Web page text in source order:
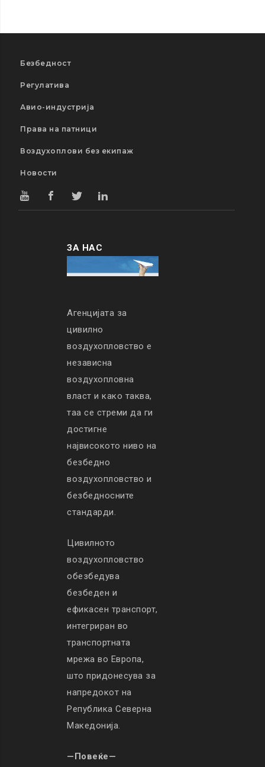
Безбедност
Регулатива
Авио-индустрија
Права на патници
Воздухоплови без екипаж
Новости
ЗА НАС
Агенцијата за
цивилно
воздухопловство е
независна
воздухопловна
власт и како таква,
таа се стреми да ги
достигне
највисокото ниво на
безбедно
воздухопловство и
безбедносните
стандарди.
Цивилното
воздухопловство
обезбедува
безбеден и
ефикасен транспорт,
интегриран во
транспортната
мрежа во Европа,
што придонесува за
напредокот на
Република Северна
Македонија.
—Повеќе—